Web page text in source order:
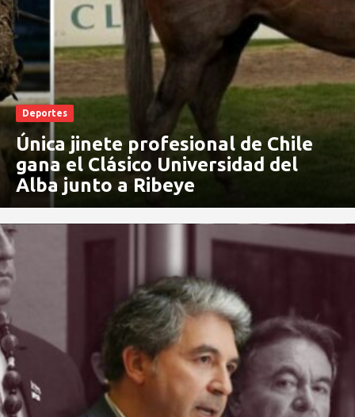
Deportes
Única jinete profesional de Chile
gana el Clásico Universidad del
Alba junto a Ribeye